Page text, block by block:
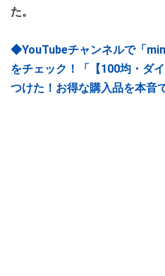
た。
◆YouTubeチャンネルで「
をチェック！「【100均・ダ
つけた！お得な購入品を本音